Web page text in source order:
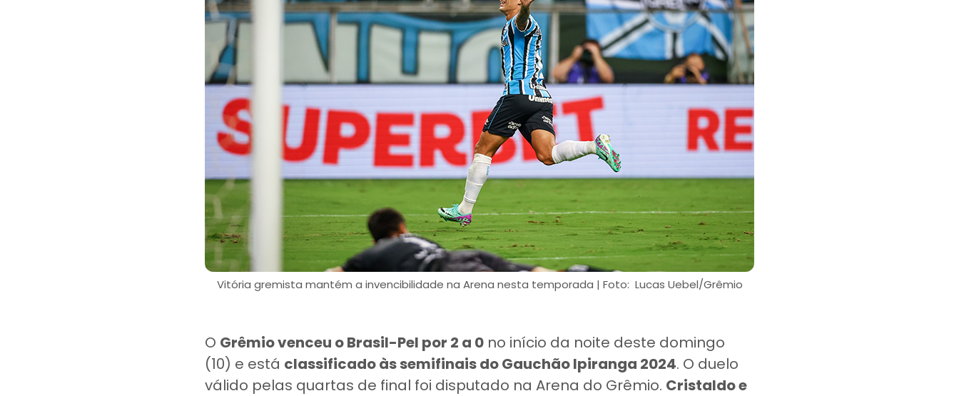
Vitória gremista mantém a invencibilidade na Arena nesta temporada | Foto: Lucas Uebel/Grêmio
O Grêmio venceu o Brasil-Pel por 2 a 0 no início da noite deste domingo
(10) e está classificado às semifinais do Gauchão Ipiranga 2024. O duelo
válido pelas quartas de final foi disputado na Arena do Grêmio. Cristaldo e